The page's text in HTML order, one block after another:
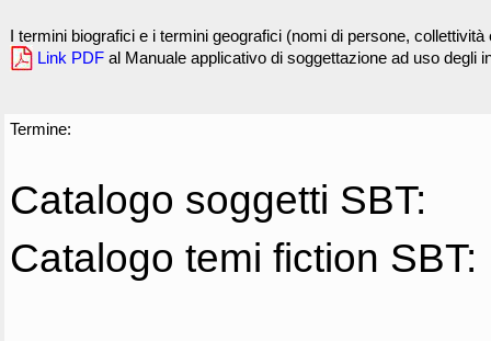
I termini biografici e i termini geografici (nomi di persone,
Link PDF al Manuale applicativo di soggettazione ad uso degli
Termine:
Catalogo soggetti SBT:
Catalogo temi fiction SBT: